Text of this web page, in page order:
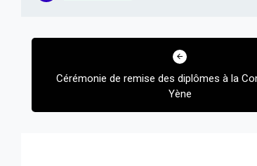
Navigation
l’articleCérémonie de remise des diplômes à la
Yène